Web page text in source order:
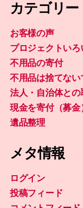
カテゴリー
お客様の声
プロジェクトいろ
不用品の寄付
不用品は捨てない
法人・自治体との
現金を寄付（募金
遺品整理
メタ情報
ログイン
投稿フィード